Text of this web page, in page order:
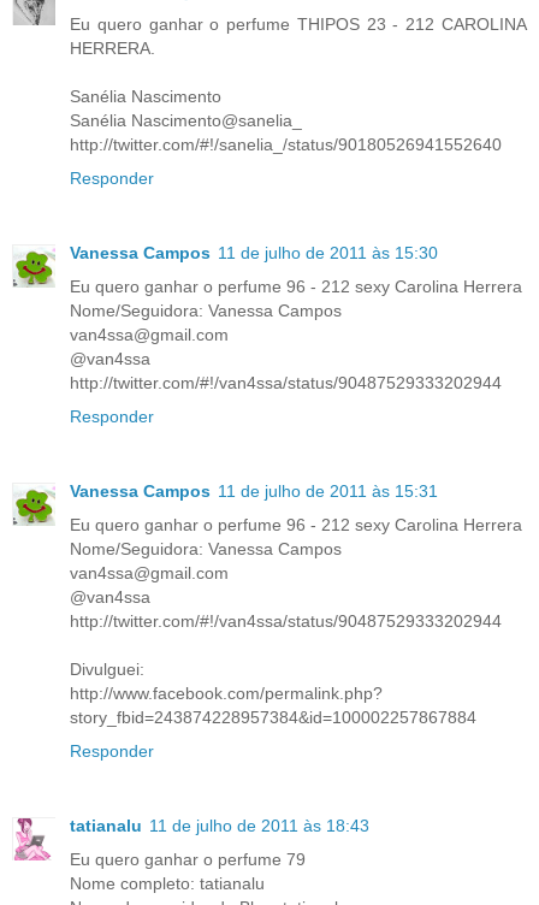
Eu quero ganhar o perfume THIPOS 23 - 212 CAROLINA
HERRERA.
Sanélia Nascimento
Sanélia Nascimento@sanelia_
http://twitter.com/#!/sanelia_/status/90180526941552640
Responder
Vanessa Campos 11 de julho de 2011 às 15:30
Eu quero ganhar o perfume 96 - 212 sexy Carolina Herrera
Nome/Seguidora: Vanessa Campos
van4ssa@gmail.com
@van4ssa
http://twitter.com/#!/van4ssa/status/90487529333202944
Responder
Vanessa Campos 11 de julho de 2011 às 15:31
Eu quero ganhar o perfume 96 - 212 sexy Carolina Herrera
Nome/Seguidora: Vanessa Campos
van4ssa@gmail.com
@van4ssa
http://twitter.com/#!/van4ssa/status/90487529333202944
Divulguei:
http://www.facebook.com/permalink.php?
story_fbid=243874228957384&id=100002257867884
Responder
tatianalu 11 de julho de 2011 às 18:43
Eu quero ganhar o perfume 79
Nome completo: tatianalu